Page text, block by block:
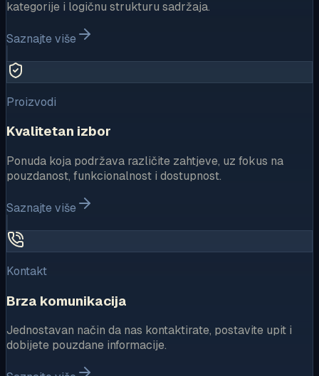
kategorije i logičnu strukturu sadržaja.
Saznajte više
Proizvodi
Kvalitetan izbor
Ponuda koja podržava različite zahtjeve, uz fokus na
pouzdanost, funkcionalnost i dostupnost.
Saznajte više
Kontakt
Brza komunikacija
Jednostavan način da nas kontaktirate, postavite upit i
dobijete pouzdane informacije.